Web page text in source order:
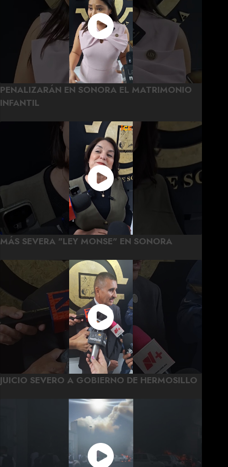
PENALIZARÁN EN SONORA EL MATRIMONIO
INFANTIL
MÁS SEVERA "LEY MONSE" EN SONORA
JUICIO SEVERO A GOBIERNO DE HERMOSILLO